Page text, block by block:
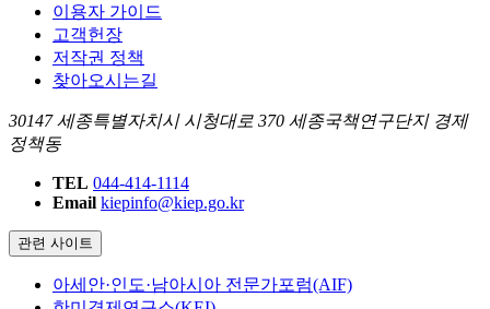
이용자 가이드
고객헌장
저작권 정책
찾아오시는길
30147 세종특별자치시 시청대로 370 세종국책연구단지 경제
정책동
TEL 044-414-1114
Email kiepinfo@kiep.go.kr
관련 사이트
아세안·인도·남아시아 전문가포럼(AIF)